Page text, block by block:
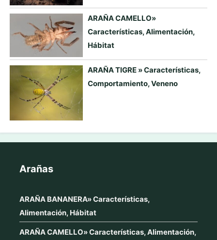
ARAÑA CAMELLO»
Características, Alimentación,
Hábitat
ARAÑA TIGRE » Características,
Comportamiento, Veneno
Arañas
ARAÑA BANANERA» Características,
Alimentación, Hábitat
ARAÑA CAMELLO» Características, Alimentación,